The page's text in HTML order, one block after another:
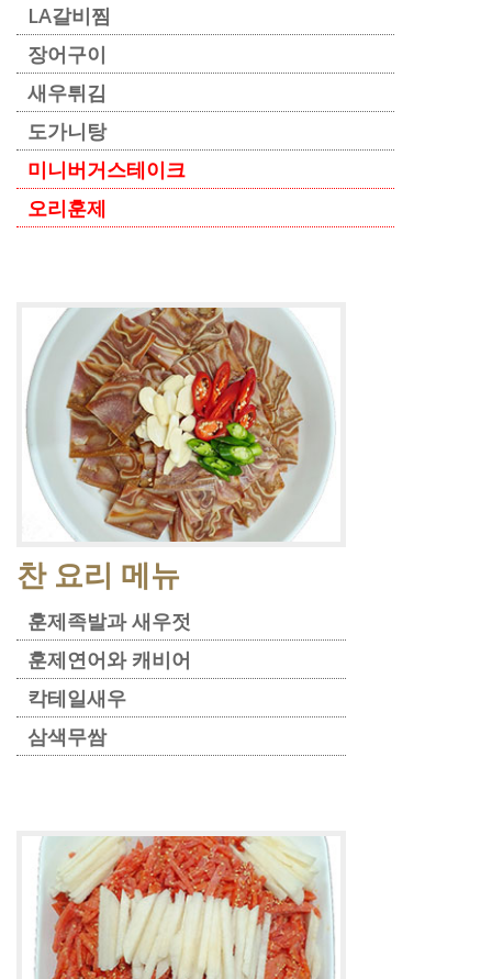
LA갈비찜
장어구이
새우튀김
도가니탕
미니버거스테이크
오리훈제
찬 요리 메뉴
훈제족발과 새우젓
훈제연어와 캐비어
칵테일새우
삼색무쌈